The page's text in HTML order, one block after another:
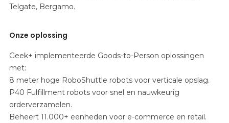
Telgate, Bergamo.
Onze oplossing
Geek+ implementeerde Goods-to-Person oplossingen
met:
8 meter hoge RoboShuttle robots voor verticale opslag.
P40 Fulfillment robots voor snel en nauwkeurig
orderverzamelen.
Beheert 11.000+ eenheden voor e-commerce en retail.